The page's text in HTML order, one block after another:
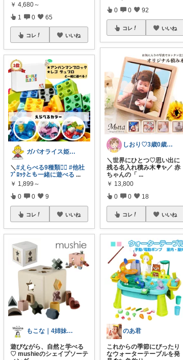
￥ 4,680～
1 0 65
コレ いいね
ガパオライス姫👸🌶️🌶️🌶️
＼#えらべる9種類❤️‍🔥 #他社
ﾌﾞﾛｯｸとも一緒に遊べる ...
￥ 1,899～
0 0 9
コレ いいね
もこな｜4姉妹ママ×子供のも×家事ラク
遊びながら、自然と学べる
♡ mushieのシェイプソーテ
0 0 92
コレ いいね
しおり♡3歳0歳子育て中
＼世界にひとつ♡思い出に
残る名入れ積み木🌳✨／ 赤
ちゃんの「 ...
￥ 13,800
0 0 18
コレ いいね
のあ君
これからの季節にぴったり
なウォーターテーブルを発